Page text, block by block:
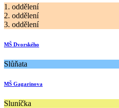
1. oddělení
2. oddělení
3. oddělení
MŠ Dvorského
Slůňata
MŠ Gagarinova
Sluníčka